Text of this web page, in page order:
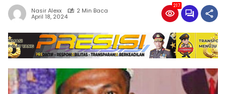
Nasir Alexx 2 Min Baca
April 18, 2024
217